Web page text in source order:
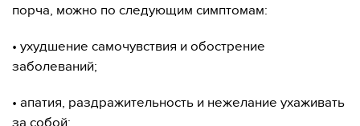
порча, можно по следующим симптомам:
• ухудшение самочувствия и обострение
заболеваний;
• апатия, раздражительность и нежелание ухаживать